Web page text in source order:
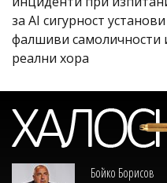
за AI сигурност
фалшиви самоличности
реални хора
Бойко Борисов